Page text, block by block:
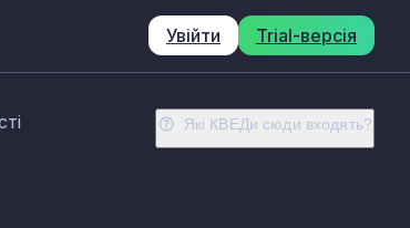
Увійти Trial-версія
Які КВЕДи сюди входять?